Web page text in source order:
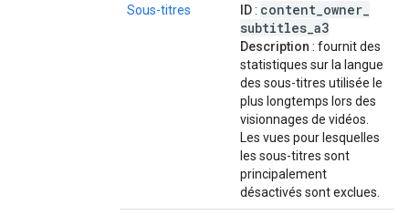
Sous-titres ID: content owner
subtitles a3
Description : fournit des
statistiques sur la langue
des sous-titres utilisée le
plus longtemps lors des
visionnages de vidéos.
Les vues pour lesquelles
les sous-titres sont
principalement
désactivés sont exclues.